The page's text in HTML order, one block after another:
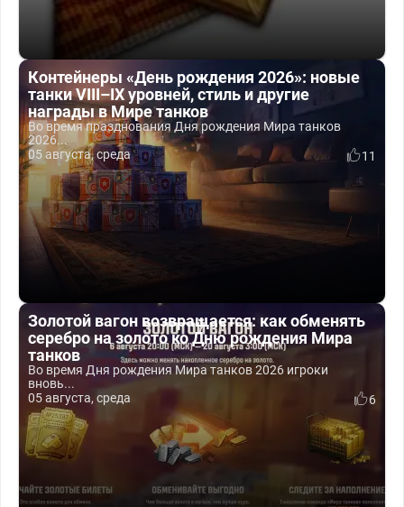
Контейнеры «День рождения 2026»: новые
танки VIII–IX уровней, стиль и другие
награды в Мире танков
Во время празднования Дня рождения Мира танков
2026...
05 августа, среда
11
Золотой вагон возвращается: как обменять
серебро на золото ко Дню рождения Мира
танков
Во время Дня рождения Мира танков 2026 игроки
вновь...
05 августа, среда
6